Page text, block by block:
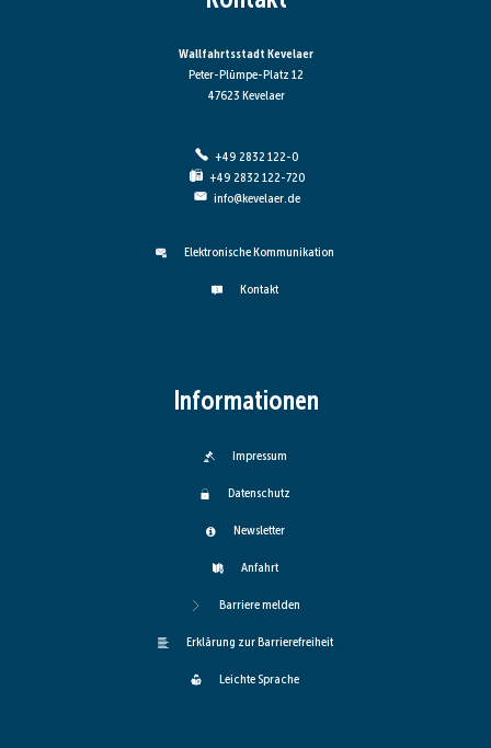
Wallfahrtsstadt Kevelaer
Peter-Plümpe-Platz 12
47623 Kevelaer
+49 2832 122-0
+49 2832 122-720
info@kevelaer.de
Elektronische Kommunikation
Kontakt
Informationen
Impressum
Datenschutz
Newsletter
Anfahrt
Barriere melden
Erklärung zur Barrierefreiheit
Leichte Sprache